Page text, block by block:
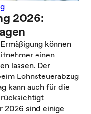
2026:
können
einen
lassen. Der
Lohnsteuerabzug
kann auch für die
2026 sind einige